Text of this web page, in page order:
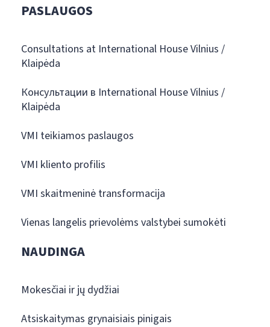
PASLAUGOS
Consultations at International House Vilnius /
Klaipėda
Консультации в International House Vilnius /
Klaipėda
VMI teikiamos paslaugos
VMI kliento profilis
VMI skaitmeninė transformacija
Vienas langelis prievolėms valstybei sumokėti
NAUDINGA
Mokesčiai ir jų dydžiai
Atsiskaitymas grynaisiais pinigais